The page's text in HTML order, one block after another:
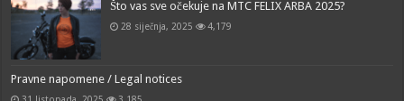
Što vas sve očekuje na MTC FELIX ARBA 2025?
28 siječnja, 2025 4,179
Pravne napomene / Legal notices